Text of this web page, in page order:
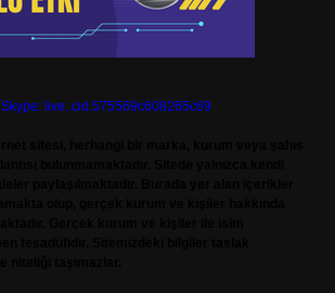
Skype: live:.cid.575569c608265c69